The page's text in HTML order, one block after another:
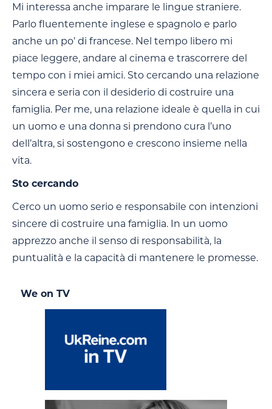
Mi interessa anche imparare le lingue straniere.
Parlo fluentemente inglese e spagnolo e parlo
anche un po’ di francese. Nel tempo libero mi
piace leggere, andare al cinema e trascorrere del
tempo con i miei amici. Sto cercando una relazione
sincera e seria con il desiderio di costruire una
famiglia. Per me, una relazione ideale è quella in cui
un uomo e una donna si prendono cura l’uno
dell’altra, si sostengono e crescono insieme nella
vita.
Sto cercando
Cerco un uomo serio e responsabile con intenzioni
sincere di costruire una famiglia. In un uomo
apprezzo anche il senso di responsabilità, la
puntualità e la capacità di mantenere le promesse.
We on TV